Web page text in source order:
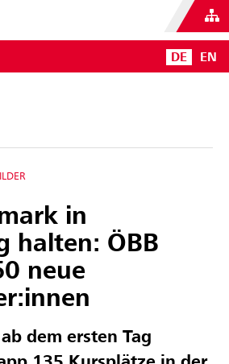
DE EN
in
halten: ÖBB
neue
dem ersten Tag